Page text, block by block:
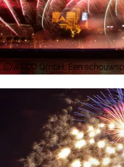
WECO GmbH, Een